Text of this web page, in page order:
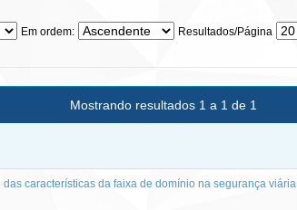
Em ordem: Resultados/Página
Mostrando resultados 1 a 1 de 1
características da faixa de domínio na segurança